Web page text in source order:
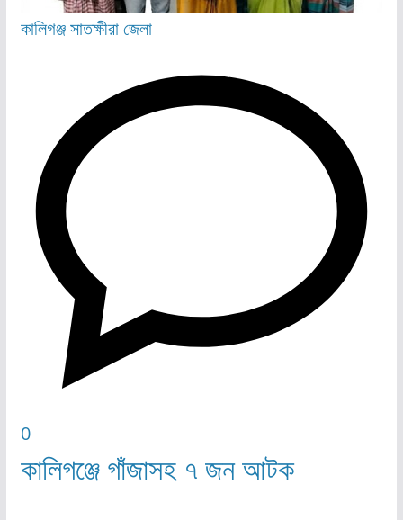
কালিগঞ্জসাতক্ষীরা জেলা
0
কালিগঞ্জে গাঁজাসহ ৭ জন আটক